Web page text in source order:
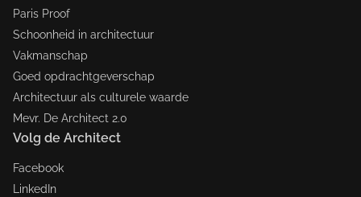
Paris Proof
Schoonheid in architectuur
Vakmanschap
Goed opdrachtgeverschap
Architectuur als culturele waarde
Mevr. De Architect 2.0
Volg de Architect
Facebook
LinkedIn